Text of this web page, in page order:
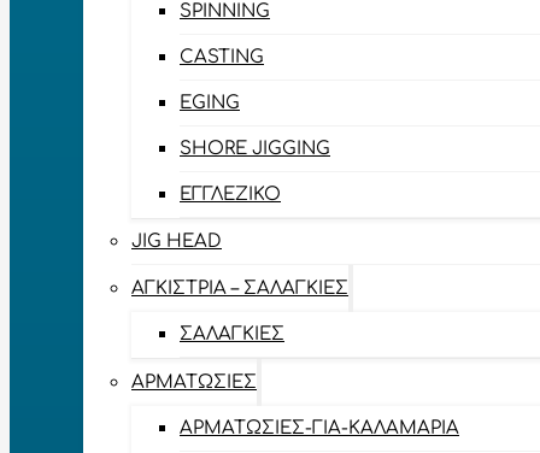
SPINNING
CASTING
EGING
SHORE JIGGING
ΕΓΓΛΈΖΙΚΟ
JIG HEAD
ΑΓΚΊΣΤΡΙΑ – ΣΑΛΑΓΚΙΈΣ
ΣΑΛΑΓΚΙΈΣ
ΑΡΜΑΤΩΣΙΈΣ
ΑΡΜΑΤΩΣΙΈΣ-ΓΙΑ-ΚΑΛΑΜΆΡΙΑ